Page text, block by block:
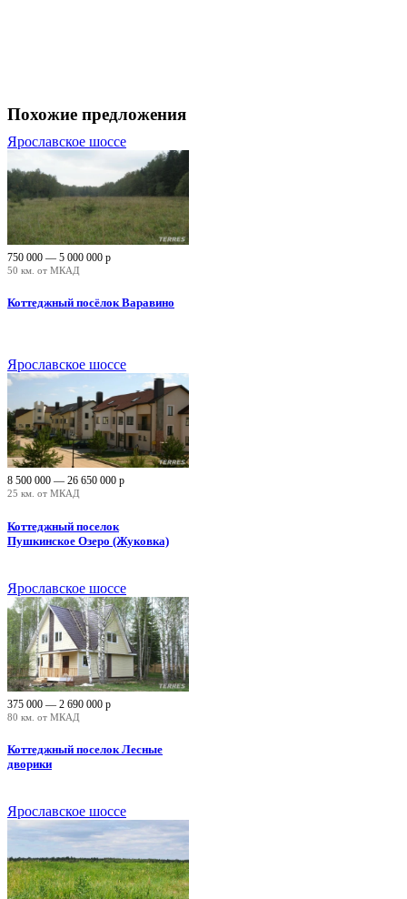
Похожие предложения
Ярославское шоссе
750 000 — 5 000 000 р
50 км. от МКАД
Коттеджный посёлок Варавино
Ярославское шоссе
8 500 000 — 26 650 000 р
25 км. от МКАД
Коттеджный поселок
Пушкинское Озеро (Жуковка)
Ярославское шоссе
375 000 — 2 690 000 р
80 км. от МКАД
Коттеджный поселок Лесные
дворики
Ярославское шоссе